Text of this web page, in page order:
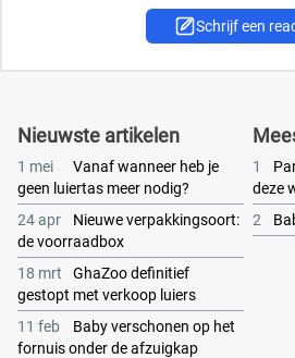
Schrijf een
Nieuwste artikelen
1 mei
Vanaf wanneer heb je
geen luiertas meer nodig?
24 apr
Nieuwe verpakkingsoort:
de voorraadbox
18 mrt
GhaZoo definitief
gestopt met verkoop luiers
11 feb
Baby verschonen op het
fornuis onder de afzuigkap
1
deze
2